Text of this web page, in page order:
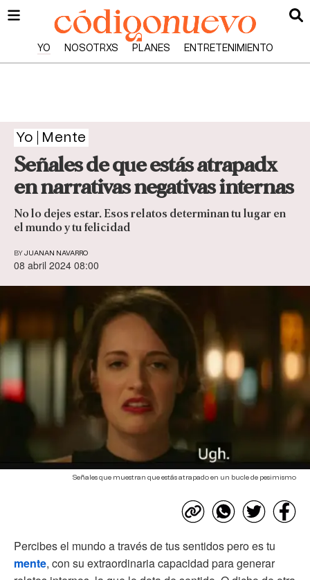
YO NOSOTRXS PLANES ENTRETENIMIENTO
Yo Mente
Señales de que estás atrapadx
en narrativas negativas internas
No lo dejes estar. Esos relatos determinan tu lugar en
el mundo y tu felicidad
BY JUANAN NAVARRO
08 abril 2024 08:00
Señales que muestran que estás atrapado en un bucle de pesimismo
Percibes el mundo a través de tus sentidos pero es tu
mente, con su extraordinaria capacidad para generar